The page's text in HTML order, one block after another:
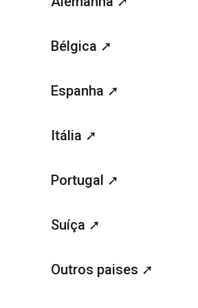
Bélgica ➚
Espanha ➚
Itália ➚
Portugal ➚
Suíça ➚
Outros paises ➚